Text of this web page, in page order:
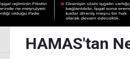
HAMAS'tan